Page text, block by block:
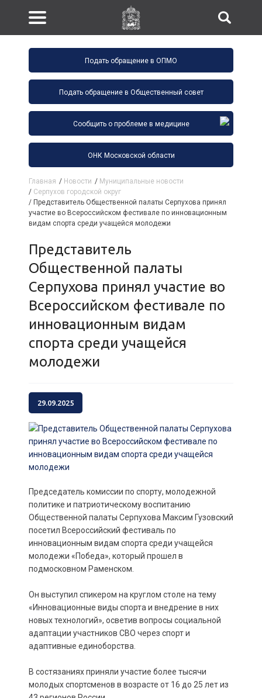
Подать обращение в ОПМО
Подать обращение в Общественный совет
Сообщить о проблеме в медицине
ОНК Московской области
Главная / Новости / Муниципальные новости
/ Серпухов городской округ
/ Представитель Общественной палаты Серпухова принял
участие во Всероссийском фестивале по инновационным
видам спорта среди учащейся молодежи
Представитель
Общественной палаты
Серпухова принял участие во
Всероссийском фестивале по
инновационным видам
спорта среди учащейся
молодежи
29.09.2025
Председатель комиссии по спорту, молодежной
политике и патриотическому воспитанию
Общественной палаты Серпухова Максим Гузовский
посетил Всероссийский фестиваль по
инновационным видам спорта среди учащейся
молодежи «Победа», который прошел в
подмосковном Раменском.
Он выступил спикером на круглом столе на тему
«Инновационные виды спорта и внедрение в них
новых технологий», осветив вопросы социальной
адаптации участников СВО через спорт и
адаптивные единоборства.
В состязаниях приняли участие более тысячи
молодых спортсменов в возрасте от 16 до 25 лет из